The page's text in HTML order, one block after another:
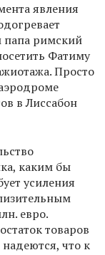
явления
папа римский
Фатиму
Просто
в Лиссабон
каким бы
усиления
евро.
товаров
что к